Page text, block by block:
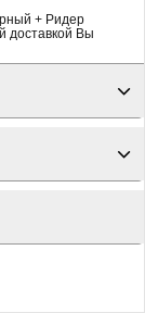
+ Ридер
доставкой Вы